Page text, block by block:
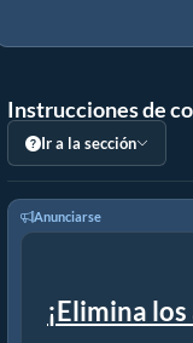
Instrucciones de
Ir a la sección
Anunciarse
¡Elimina